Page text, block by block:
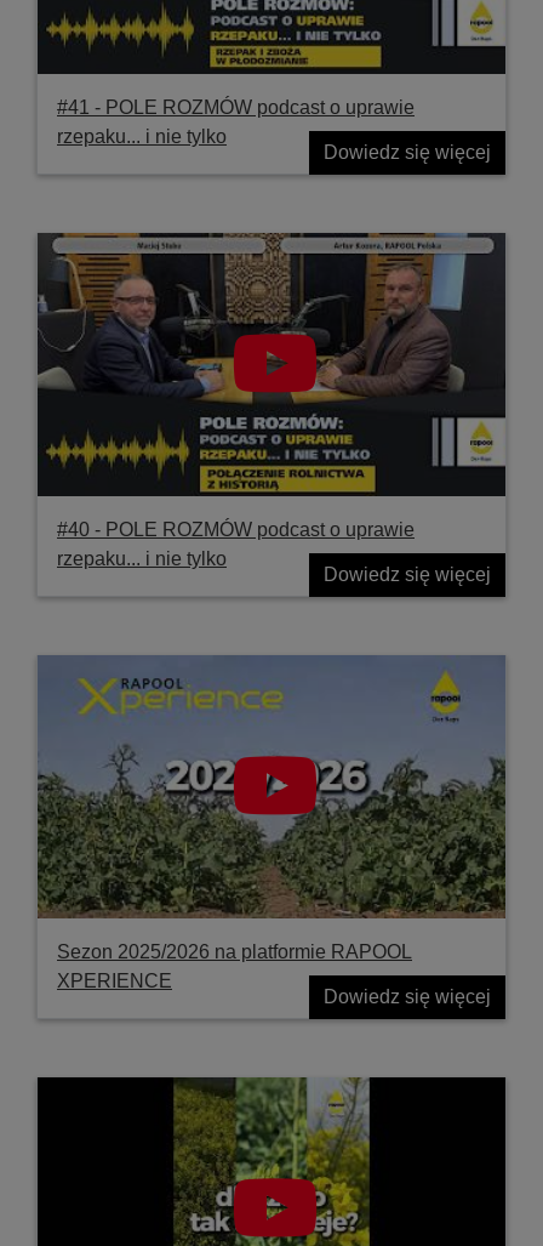
#41 ‐ POLE ROZMÓW podcast o uprawie
rzepaku... i nie tylko
Dowiedz się więcej
#40 ‐ POLE ROZMÓW podcast o uprawie
rzepaku... i nie tylko
Dowiedz się więcej
Sezon 2025/2026 na platformie RAPOOL
XPERIENCE
Dowiedz się więcej